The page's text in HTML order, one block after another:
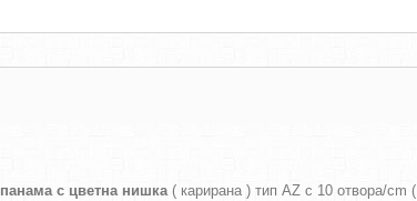
панама с цветна нишка( карирана ) тип AZ с 10 отвора/cm (